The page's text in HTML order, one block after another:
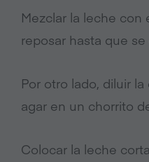
Mezclar la leche
reposar hasta que
Por otro lado, diluir
agar en un chorrito
Colocar la leche